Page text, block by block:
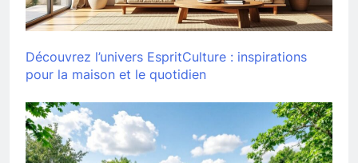
Découvrez l’univers EspritCulture : inspirations
pour la maison et le quotidien